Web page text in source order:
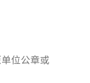
位公章或